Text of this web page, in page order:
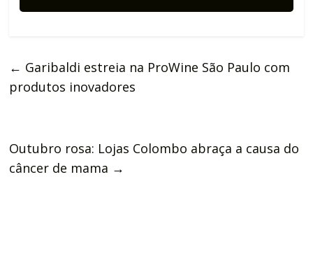
← Garibaldi estreia na ProWine São Paulo com
produtos inovadores
Outubro rosa: Lojas Colombo abraça a causa do
câncer de mama →